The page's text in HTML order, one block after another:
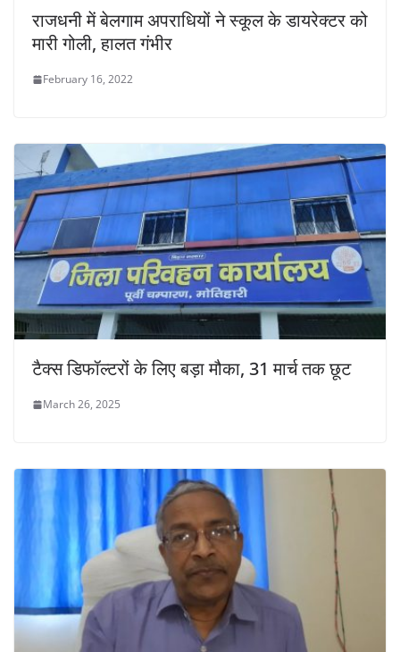
राजधनी में बेलगाम अपराधियों ने स्कूल के डायरेक्टर को
मारी गोली, हालत गंभीर
February 16, 2022
टैक्स डिफॉल्टरों के लिए बड़ा मौका, 31 मार्च तक छूट
March 26, 2025